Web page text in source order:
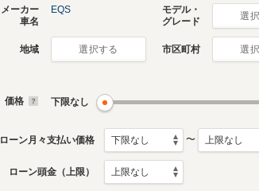
メーカー
車名
EQS
モデル・
グレード
選
地域 選択する 市区町村 選
価格 下限なし
ローン月々支払い価格 〜
ローン頭金（上限）